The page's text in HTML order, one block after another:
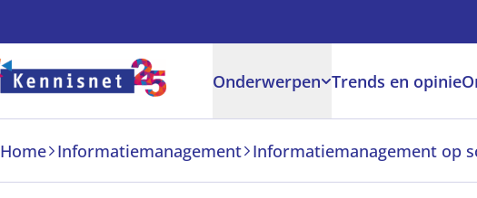
Onderwerpen Trends en opinie
Home Informatiemanagement